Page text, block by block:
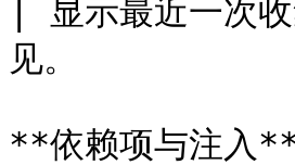
| 显示最近一次
见。
**依赖项与注入